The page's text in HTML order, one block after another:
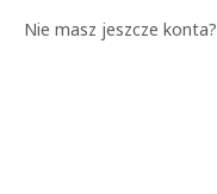
Nie masz jeszcze konta?